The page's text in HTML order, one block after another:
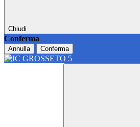
Chiudi
Conferma
Annulla Conferma